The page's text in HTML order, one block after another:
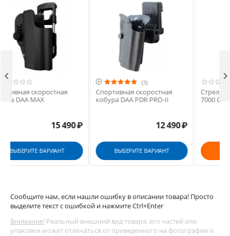

Спортивная скоростная
кобура DAA MAX
15 490
ВЫБЕРИТЕ ВАРИАНТ

Спортивная скоростная
кобура DAA PDR PRO-II
12 490
ВЫБЕРИТЕ ВАРИАНТ

Сообщите нам, если нашли ошибку в описании товара! Просто
выделите текст с ошибкой и нажмите Ctrl+Enter
Внимание! Реальный внешний вид товара, его частей или
упаковки может отличаться от приведенного на фотографии и